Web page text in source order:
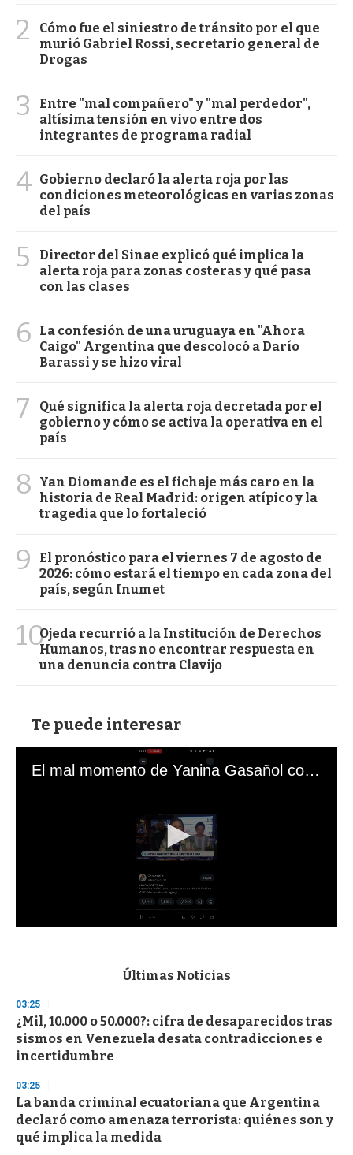
2
Cómo fue el siniestro de tránsito por el que
murió Gabriel Rossi, secretario general de
Drogas
3
Entre "mal compañero" y "mal perdedor",
altísima tensión en vivo entre dos
integrantes de programa radial
4 Gobierno declaró la alerta roja por las
condiciones meteorológicas en varias zonas
del país
5
Director del Sinae explicó qué implica la
alerta roja para zonas costeras y qué pasa
con las clases
6
La confesión de una uruguaya en "Ahora
Caigo" Argentina que descolocó a Darío
Barassi y se hizo viral
7
Qué significa la alerta roja decretada por el
gobierno y cómo se activa la operativa en el
país
8
Yan Diomande es el fichaje más caro en la
historia de Real Madrid: origen atípico y la
tragedia que lo fortaleció
9
El pronóstico para el viernes 7 de agosto de
2026: cómo estará el tiempo en cada zona del
país, según Inumet
10Ojeda recurrió a la Institución de Derechos
Humanos, tras no encontrar respuesta en
una denuncia contra Clavijo
Te puede interesar
El mal momento de Yanina Gasañol con un hincha argentino en "Subrayado"
s
d
s
o
f
3
s
e
c
o
n
d
Últimas Noticias
03:25
¿Mil, 10.000 o 50.000?: cifra de desaparecidos tras
sismos en Venezuela desata contradicciones e
incertidumbre
03:25
La banda criminal ecuatoriana que Argentina
declaró como amenaza terrorista: quiénes son y
qué implica la medida